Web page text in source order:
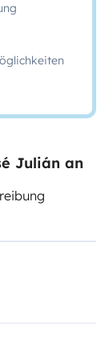
Julián an